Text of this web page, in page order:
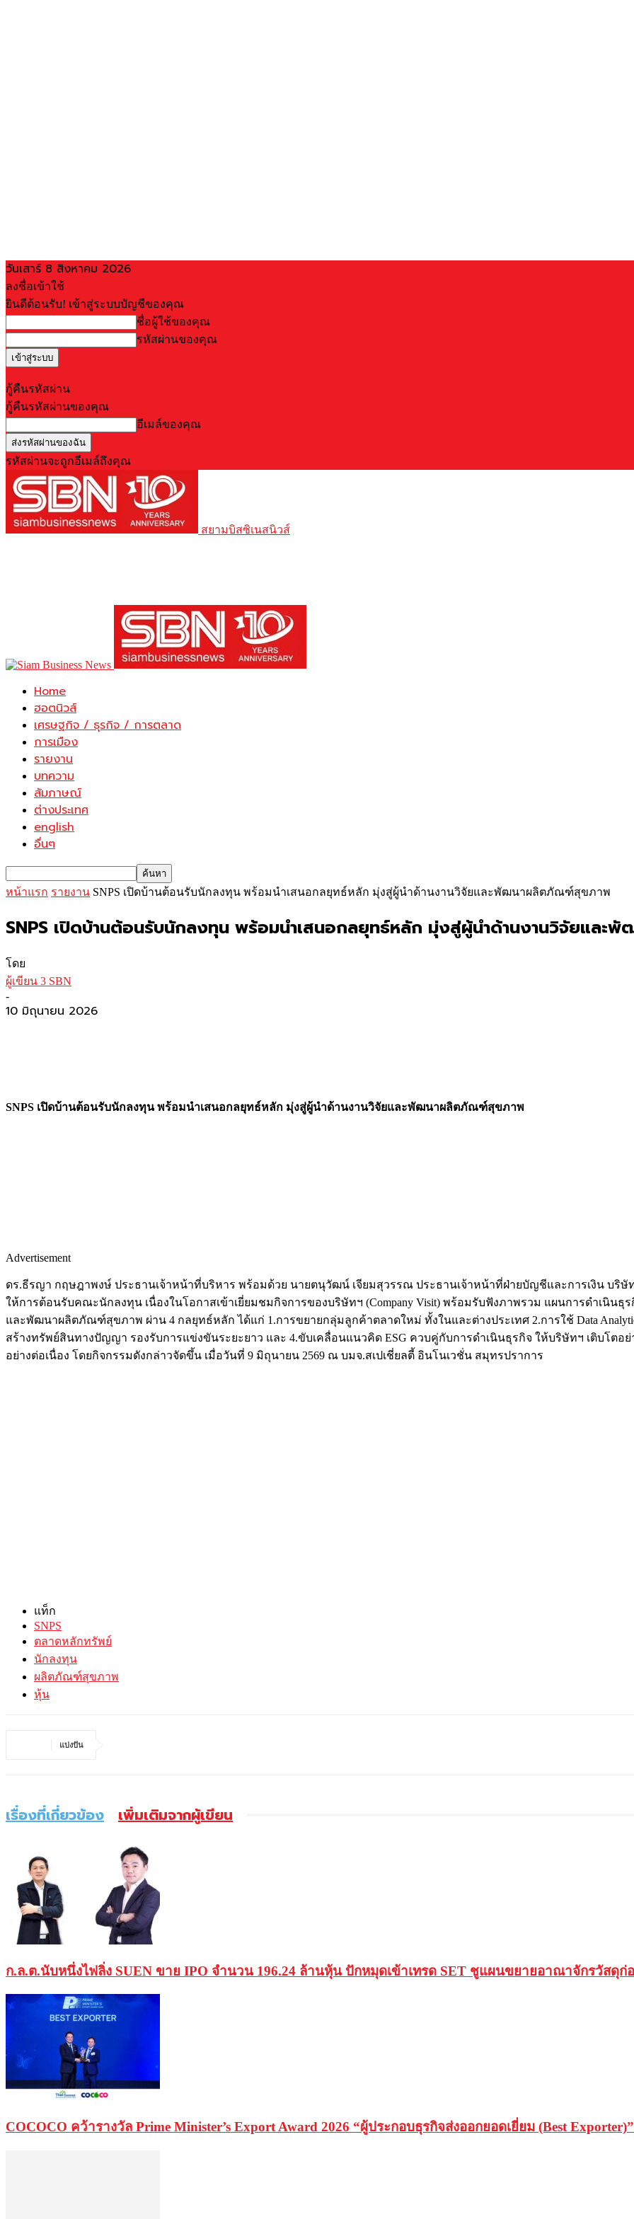
วันเสาร์ 8 สิงหาคม 2026
ลงชื่อเข้าใช้
ยินดีต้อนรับ! เข้าสู่ระบบบัญชีของคุณ
ชื่อผู้ใช้ของคุณ
รหัสผ่านของคุณ
กู้คืนรหัสผ่าน
กู้คืนรหัสผ่านของคุณ
อีเมล์ของคุณ
รหัสผ่านจะถูกอีเมล์ถึงคุณ
สยามบิสซิเนสนิวส์
Home
ฮอตนิวส์
เศรษฐกิจ / ธุรกิจ / การตลาด
การเมือง
รายงาน
บทความ
สัมภาษณ์
ต่างประเทศ
english
อื่นๆ
หน้าแรก รายงาน SNPS เปิดบ้านต้อนรับนักลงทุน พร้อมนำเสนอกลยุทธ์หลัก มุ่งสู่ผู้นำด้านงานวิจัยและพัฒนาผลิตภัณฑ์สุขภาพ
SNPS เปิดบ้านต้อนรับนักลงทุน พร้อมนำเสนอกลยุทธ์หลัก มุ่งสู่ผู้นำด้านงานวิจัยแล
โดย
ผู้เขียน 3 SBN
-
10 มิถุนายน 2026
SNPS เปิดบ้านต้อนรับนักลงทุน พร้อมนำเสนอกลยุทธ์หลัก มุ่งสู่ผู้นำด้านงานวิจัยและพัฒนาผลิตภัณฑ์สุขภาพ
Advertisement
ดร.ธีรญา กฤษฎาพงษ์ ประธานเจ้าหน้าที่บริหาร พร้อมด้วย นายตนุวัฒน์ เจียมสุวรรณ ประธานเจ้าหน้าที่ฝ่ายบัญชีและการเงิน บริษัท
ให้การต้อนรับคณะนักลงทุน เนื่องในโอกาสเข้าเยี่ยมชมกิจการของบริษัทฯ (Company Visit) พร้อมรับฟังภาพรวม แผนการดำเนินธุ
และพัฒนาผลิตภัณฑ์สุขภาพ ผ่าน 4 กลยุทธ์หลัก ได้แก่ 1.การขยายกลุ่มลูกค้าตลาดใหม่ ทั้งในและต่างประเทศ 2.การใช้ Data
สร้างทรัพย์สินทางปัญญา รองรับการแข่งขันระยะยาว และ 4.ขับเคลื่อนแนวคิด ESG ควบคู่กับการดำเนินธุรกิจ ให้บริษัทฯ เติบโตอ
อย่างต่อเนื่อง โดยกิจกรรมดังกล่าวจัดขึ้น เมื่อวันที่ 9 มิถุนายน 2569 ณ บมจ.สเปเชี่ยลตี้ อินโนเวชั่น สมุทรปราการ
แท็ก
SNPS
ตลาดหลักทรัพย์
นักลงทุน
ผลิตภัณฑ์สุขภาพ
หุ้น
แบ่งปัน
เรื่องที่เกี่ยวข้อง เพิ่มเติมจากผู้เขียน
ก.ล.ต.นับหนึ่งไฟลิ่ง SUEN ขาย IPO จำนวน 196.24 ล้านหุ้น ปักหมุดเข้าเทรด SET ชูแผนขยายอาณาจักรวัสดุก่อ
COCOCO คว้ารางวัล Prime Minister’s Export Award 2026 “ผู้ประกอบธุรกิจส่งออกยอดเยี่ยม (Best